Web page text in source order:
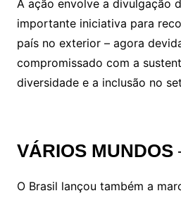
A ação envolve a divulgação
importante iniciativa para
país no exterior – agora
compromissado com a
diversidade e a inclusão no
VÁRIOS MUNDOS
O Brasil lançou também a